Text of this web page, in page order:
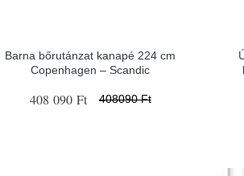
Barna bőrutánzat kanapé 224 cm
Copenhagen – Scandic
408 090 Ft 408090 Ft